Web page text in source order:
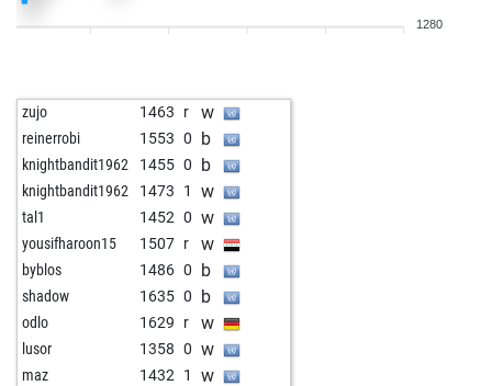
1280
zujo 1463 r w
reinerrobi 1553 0 b
knightbandit1962 1455 0 b
knightbandit1962 1473 1 w
tal1 1452 0 w
yousifharoon15 1507 r w
byblos 1486 0 b
shadow 1635 0 b
odlo 1629 r w
lusor 1358 0 w
maz 1432 1 w